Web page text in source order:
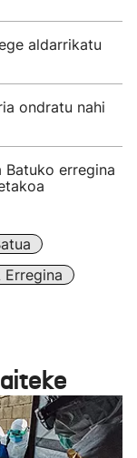
aldarrikatu
ondratu nahi
Batuko erregina
Erregina